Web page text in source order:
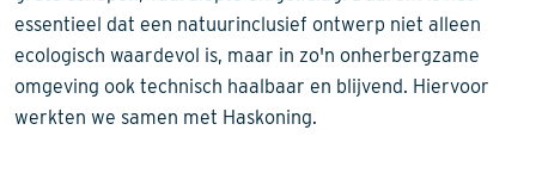
essentieel dat een natuurinclusief ontwerp niet alleen
ecologisch waardevol is, maar in zo'n onherbergzame
omgeving ook technisch haalbaar en blijvend. Hiervoor
werkten we samen met Haskoning.